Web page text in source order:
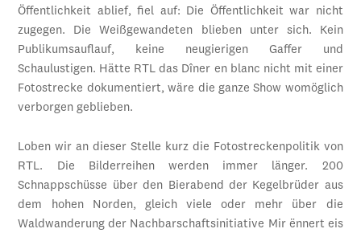
Öffentlichkeit ablief, fiel auf: Die Öffentlichkeit war nicht
zugegen. Die Weißgewandeten blieben unter sich. Kein
Publikumsauflauf, keine neugierigen Gaffer und
Schaulustigen. Hätte RTL das Dîner en blanc nicht mit einer
Fotostrecke dokumentiert, wäre die ganze Show womöglich
verborgen geblieben.
Loben wir an dieser Stelle kurz die Fotostreckenpolitik von
RTL. Die Bilderreihen werden immer länger. 200
Schnappschüsse über den Bierabend der Kegelbrüder aus
dem hohen Norden, gleich viele oder mehr über die
Waldwanderung der Nachbarschaftsinitiative Mir ënnert eis